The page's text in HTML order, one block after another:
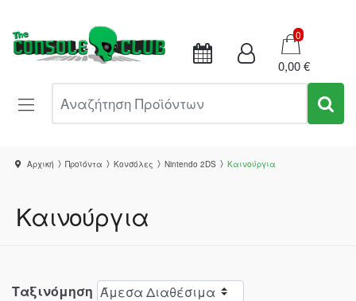
Καλάθι
0
0,00 €
Αρχική Προϊόντα Κονσόλες Nintendo 2DS Καινούργια
Καινούργια
Ταξινόμηση